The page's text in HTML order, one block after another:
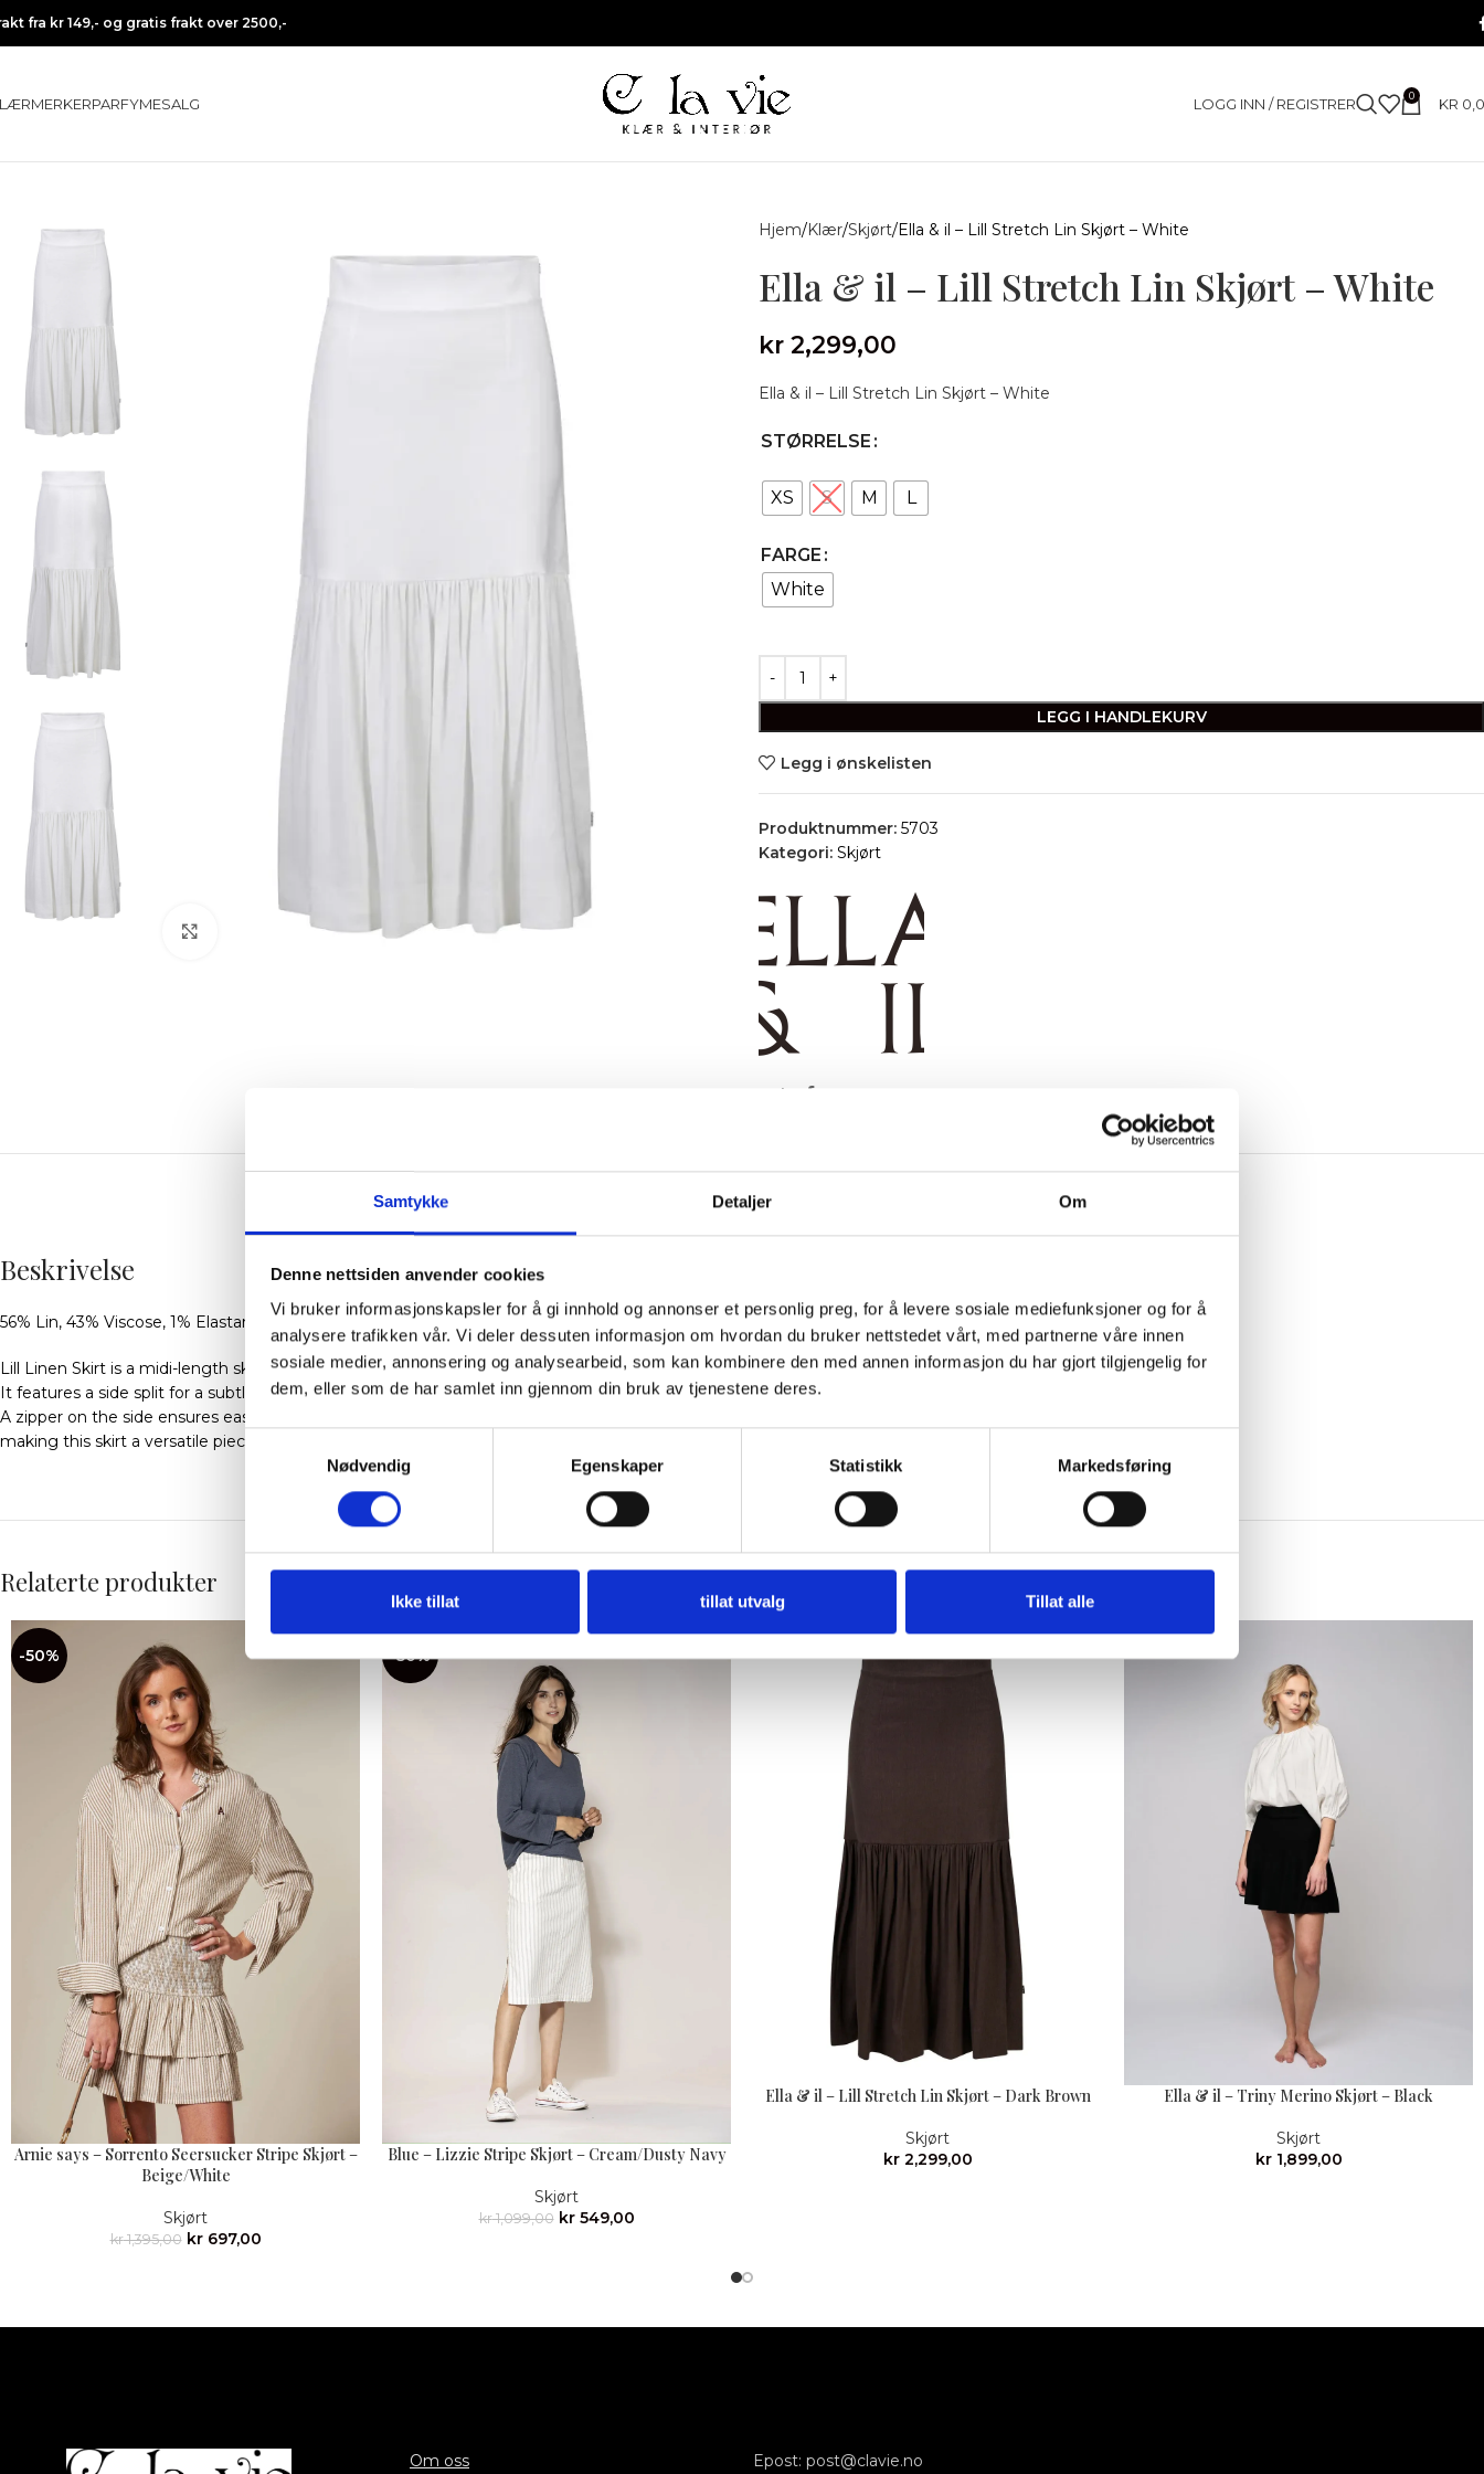
Samtykke Detaljer Om
Denne nettsiden anvender cookies
Vi bruker informasjonskapsler for å gi innhold og annonser et personlig preg, for å levere sosiale mediefunksjoner og for å
analysere trafikken vår. Vi deler dessuten informasjon om hvordan du bruker nettstedet vårt, med partnerne våre innen
sosiale medier, annonsering og analysearbeid, som kan kombinere den med annen informasjon du har gjort tilgjengelig for
dem, eller som de har samlet inn gjennom din bruk av tjenestene deres.
Samtykkevalg
Nødvendig
Egenskaper Statistikk Markedsføring
Ikke tillat tillat utvalg Tillat alle
fra kr 149,- og gratis frakt over 2500,-
MERKERPARFYMESALG LOGG INN / REGISTRER 0 KR
Klikk for å forstørre
Hjem Klær Skjørt Ella & il – Lill Stretch Lin Skjørt – White
Ella & il – Lill Stretch Lin Skjørt – White
kr 2,299,00
Ella & il – Lill Stretch Lin Skjørt – White
STØRRELSE
XS S M L
FARGE
White
LEGG I HANDLEKURV
Legg i ønskelisten
Produktnummer: 5703
Kategori: Skjørt
Dele:
TILLEGGSINFORMASJON
Beskrivelse
56% Lin, 43% Viscose, 1% Elastan
Lill Linen Skirt is a midi-length skirt crafted from stretchy linen for a comfortable fit.
It features a side split for a subtle, elegant detail.
A zipper on the side ensures easy wear,
making this skirt a versatile piece for both casual and refined styling.
Relaterte produkter
-50%
Arnie says – Sorrento Seersucker Stripe Skjørt –
Beige/White
Skjørt
kr1,395,00 kr697,00
-50%
Blue – Lizzie Stripe Skjørt – Cream/Dusty Navy
Skjørt
kr1,099,00 kr549,00
Ella & il – Lill Stretch Lin Skjørt – Dark Brown
Skjørt
kr2,299,00
Ella & il – Triny Merino Skjørt – Black
Skjørt
kr1,899,00
Om oss Epost: post@clavie.no